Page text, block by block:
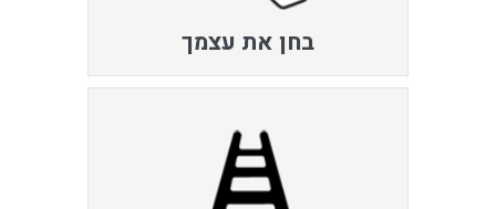
בחן את עצמך